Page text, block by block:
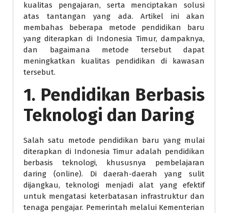
kualitas pengajaran, serta menciptakan solusi
atas tantangan yang ada. Artikel ini akan
membahas beberapa metode pendidikan baru
yang diterapkan di Indonesia Timur, dampaknya,
dan bagaimana metode tersebut dapat
meningkatkan kualitas pendidikan di kawasan
tersebut.
1. Pendidikan Berbasis
Teknologi dan Daring
Salah satu metode pendidikan baru yang mulai
diterapkan di Indonesia Timur adalah pendidikan
berbasis teknologi, khususnya pembelajaran
daring (online). Di daerah-daerah yang sulit
dijangkau, teknologi menjadi alat yang efektif
untuk mengatasi keterbatasan infrastruktur dan
tenaga pengajar. Pemerintah melalui Kementerian